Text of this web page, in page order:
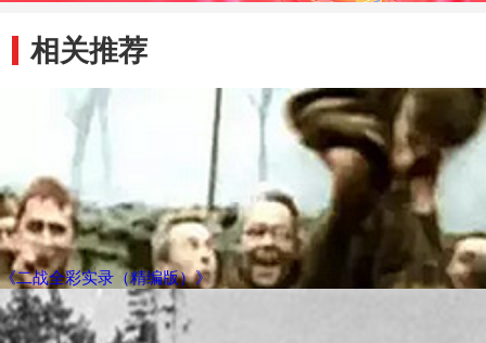
相关推荐
《二战全彩实录（精编版）》